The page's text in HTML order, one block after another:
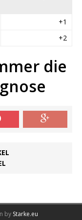
+1
+2
die
by Starke.eu